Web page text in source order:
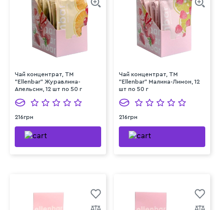
Чай концентрат, TM
"Ellenbar" Журавлина-
Апельсин, 12 шт по 50 г
216грн
Чай концентрат, TM
"Ellenbar" Малина-Лимон, 12
шт по 50 г
216грн